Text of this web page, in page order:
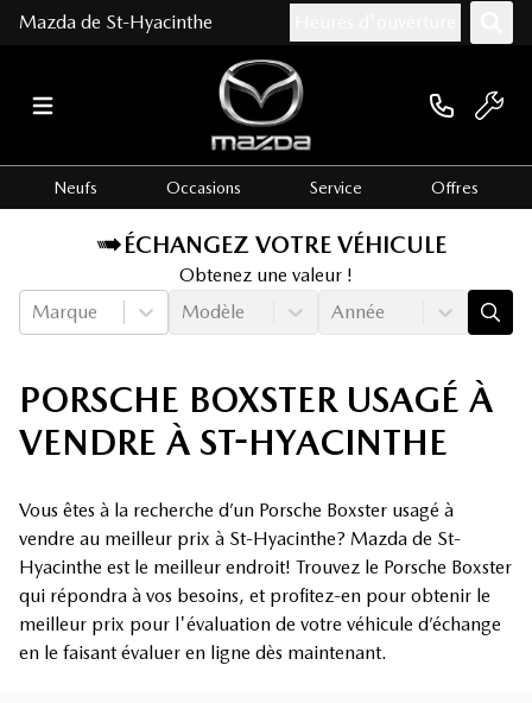
Mazda de St-Hyacinthe
Neufs Occasions Service Offres
ÉCHANGEZ VOTRE VÉHICULE
Obtenez une valeur !
Marque
Modèle Année
PORSCHE BOXSTER USAGÉ À
VENDRE À ST-HYACINTHE
Vous êtes à la recherche d’un Porsche Boxster usagé à
vendre au meilleur prix à St-Hyacinthe? Mazda de St-
Hyacinthe est le meilleur endroit! Trouvez le Porsche Boxster
qui répondra à vos besoins, et profitez-en pour obtenir le
meilleur prix pour l'évaluation de votre véhicule d’échange
en le faisant évaluer en ligne dès maintenant.